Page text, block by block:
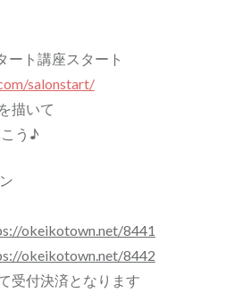
ート講座スタート
salonstart/
描いて
う♪
okeikotown.net/8441
okeikotown.net/8442
受付決済となります